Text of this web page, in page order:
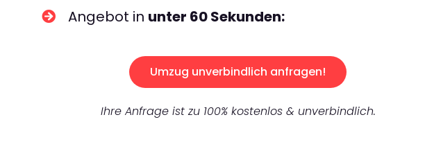
Angebot in unter 60 Sekunden:
Umzug unverbindlich anfragen!
Ihre Anfrage ist zu 100% kostenlos & unverbindlich.